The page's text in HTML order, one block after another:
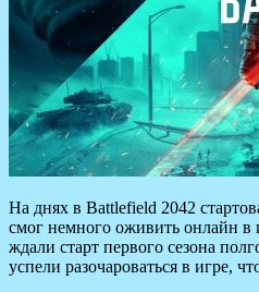
На днях в Battlefield 2042
смог немного оживить онлайн
ждали старт первого сезона
успели разочароваться в игре,